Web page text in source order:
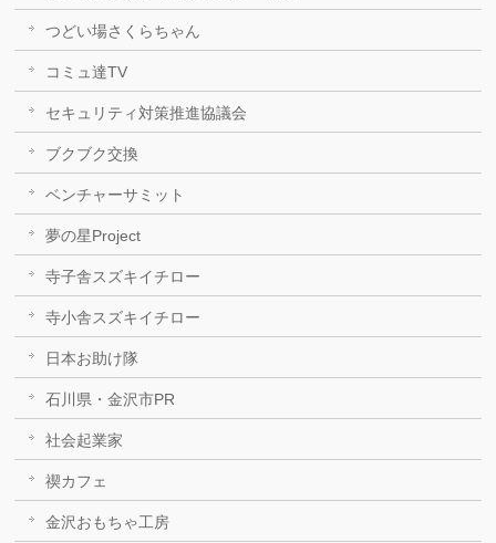
つどい場さくらちゃん
コミュ達TV
セキュリティ対策推進協議会
ブクブク交換
ベンチャーサミット
夢の星Project
寺子舎スズキイチロー
寺小舎スズキイチロー
日本お助け隊
石川県・金沢市PR
社会起業家
禊カフェ
金沢おもちゃ工房